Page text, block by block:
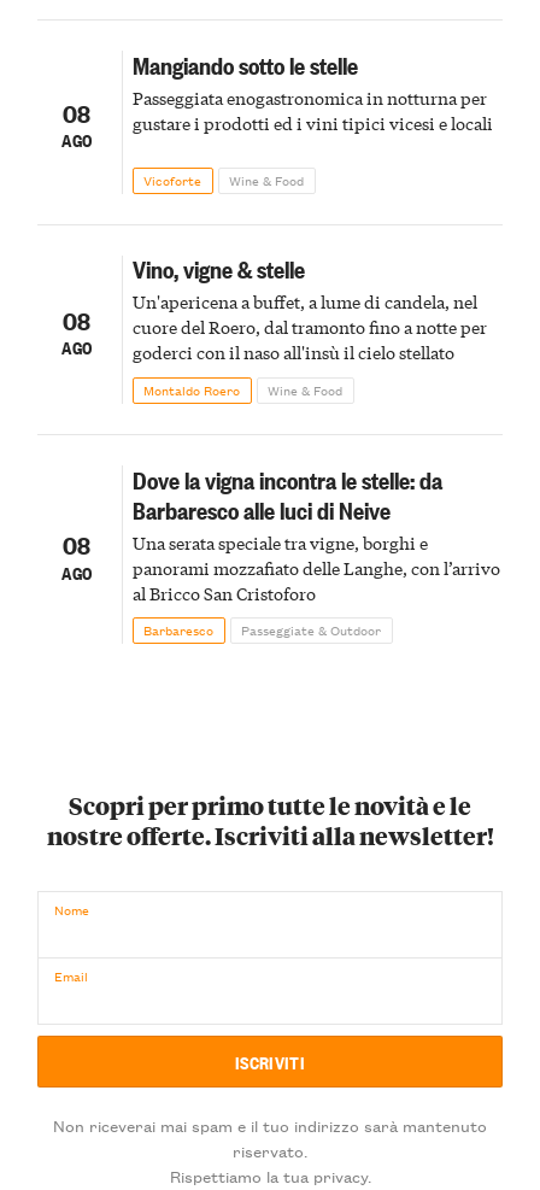
08
AGO
Mangiando sotto le stelle
Passeggiata enogastronomica in notturna per
gustare i prodotti ed i vini tipici vicesi e locali
Vicoforte Wine & Food
08
AGO
Vino, vigne & stelle
Un'apericena a buffet, a lume di candela, nel
cuore del Roero, dal tramonto fino a notte per
goderci con il naso all'insù il cielo stellato
Montaldo Roero Wine & Food
08
AGO
Dove la vigna incontra le stelle: da
Barbaresco alle luci di Neive
Una serata speciale tra vigne, borghi e
panorami mozzafiato delle Langhe, con l’arrivo
al Bricco San Cristoforo
Barbaresco Passeggiate & Outdoor
Scopri per primo tutte le novità e le
nostre offerte. Iscriviti alla newsletter!
Nome
Email
Non riceverai mai spam e il tuo indirizzo sarà mantenuto
riservato.
Rispettiamo la tua privacy.